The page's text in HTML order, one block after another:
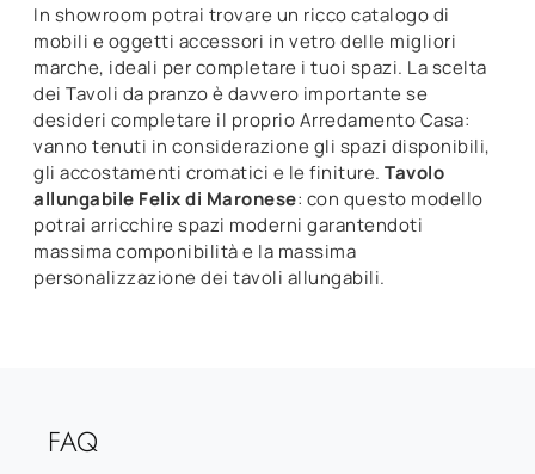
In showroom potrai trovare un ricco catalogo di
mobili e oggetti accessori in vetro delle migliori
marche, ideali per completare i tuoi spazi. La scelta
dei Tavoli da pranzo è davvero importante se
desideri completare il proprio Arredamento Casa:
vanno tenuti in considerazione gli spazi disponibili,
gli accostamenti cromatici e le finiture. Tavolo
allungabile Felix di Maronese: con questo modello
potrai arricchire spazi moderni garantendoti
massima componibilità e la massima
personalizzazione dei tavoli allungabili.
FAQ